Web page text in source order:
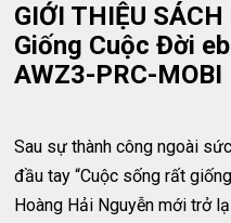
GIỚI THIỆU
Giống Cuộc Đời
AWZ3-PRC-MOBI
Sau sự thành công ngoài
đầu tay “Cuộc sống rất
Hoàng Hải Nguyễn mới trở